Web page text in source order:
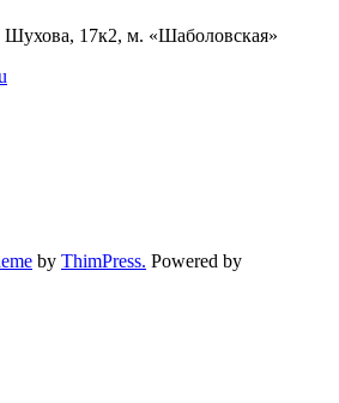
Шухова, 17к2, м. «Шаболовская»
by ThimPress. Powered by